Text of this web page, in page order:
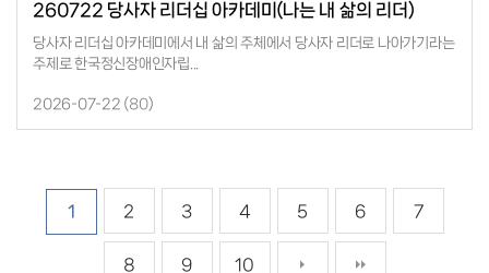
260722 당사자 리더십 아카데미(나는 내 삶의 리더)
당사자 리더십 아카데미에서 내 삶의 주체에서 당사자 리더로 나아가기라는
주제로 한국정신장애인자립...
2026-07-22 (80)
1 2 3 4 5 6 7
8 9 10